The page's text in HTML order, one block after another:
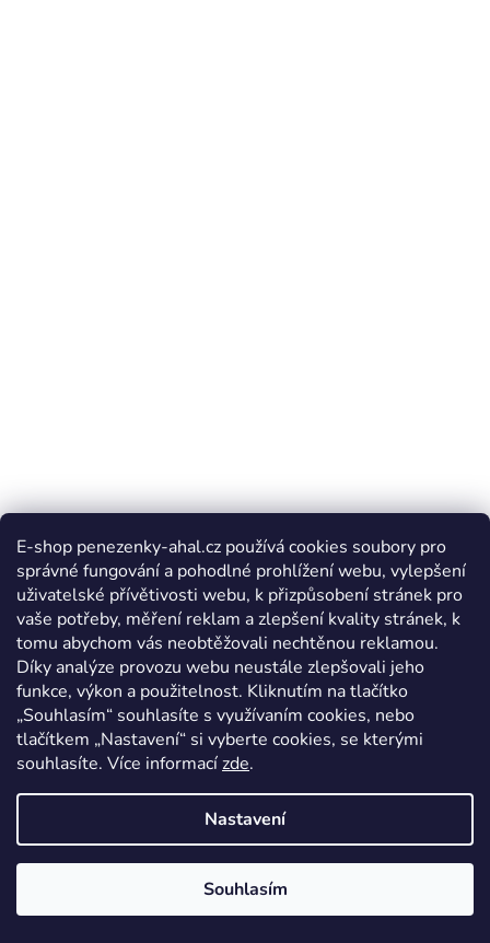
E-shop penezenky-ahal.cz používá cookies soubory pro
správné fungování a pohodlné prohlížení webu, vylepšení
uživatelské přívětivosti webu, k přizpůsobení stránek pro
vaše potřeby, měření reklam a zlepšení kvality stránek, k
tomu abychom vás neobtěžovali nechtěnou reklamou.
Díky analýze provozu webu neustále zlepšovali jeho
funkce, výkon a použitelnost. Kliknutím na tlačítko
„Souhlasím“ souhlasíte s využívaním cookies, nebo
tlačítkem „Nastavení“ si vyberte cookies, se kterými
souhlasíte. Více informacízde.
Nastavení
Souhlasím